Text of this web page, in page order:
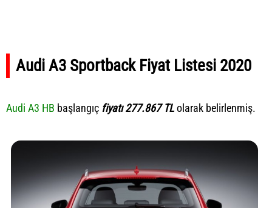
Audi A3 Sportback Fiyat Listesi 2020
Audi A3 HB başlangıç fiyatı 277.867 TLolarak belirlenmiş.